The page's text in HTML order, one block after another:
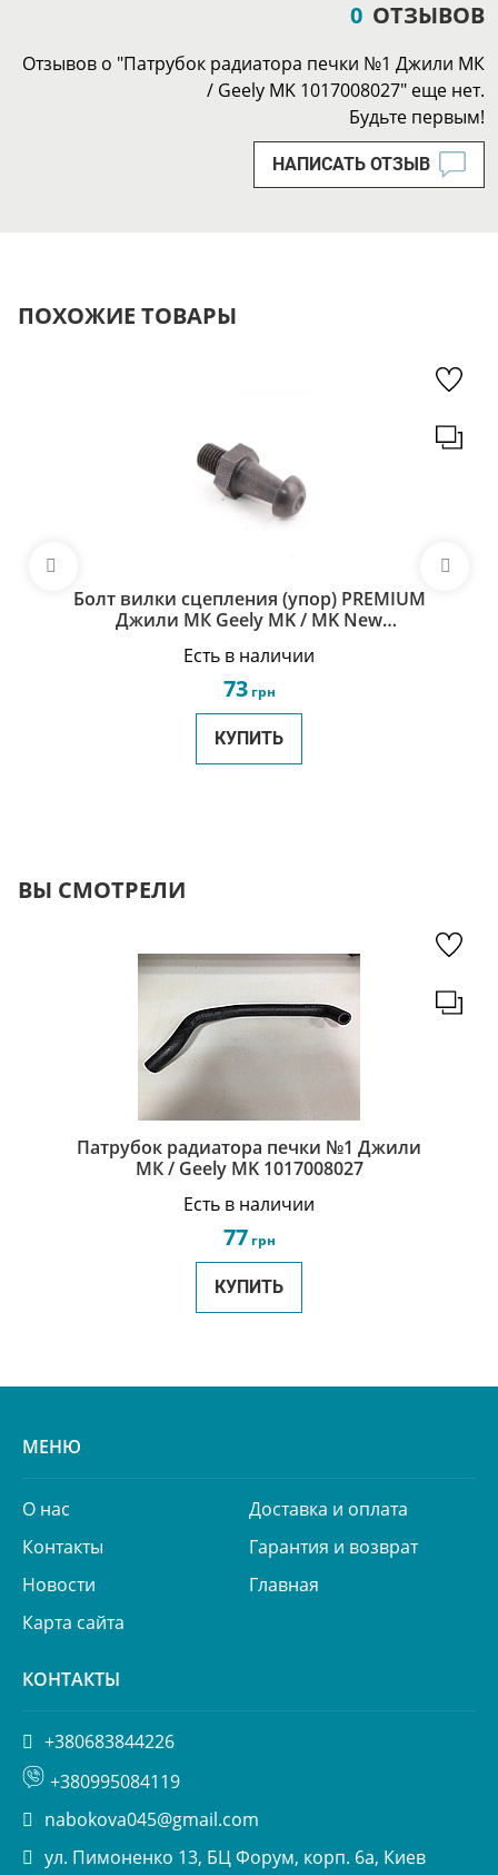
0 ОТЗЫВОВ
Отзывов о "Патрубок радиатора печки №1 Джили МК
/ Geely MK 1017008027" еще нет.
Будьте первым!
НАПИСАТЬ ОТЗЫВ
ПОХОЖИЕ ТОВАРЫ
Болт вилки сцепления (упор) PREMIUM
Джили МК Geely MK / MK New
Есть в наличии
73грн
КУПИТЬ
ВЫ СМОТРЕЛИ
Патрубок радиатора печки №1 Джили
МК / Geely MK 1017008027
Есть в наличии
77грн
КУПИТЬ
МЕНЮ
О нас
Доставка и оплата
Контакты
Гарантия и возврат
Новости
Главная
Карта сайта
КОНТАКТЫ
+380683844226
+380995084119
nabokova045@gmail.com
ул. Пимоненко 13, БЦ Форум, корп. 6а, Киев